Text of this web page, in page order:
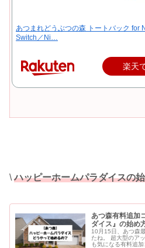
あつまれどうぶつの森 トートバック for
Switch／Ni…
楽天
\ハッピーホームパラダイスの
あつ森有料追加
ダイス』の始め
10月15日、あつ森
たね。 超大型のアップデートに大盛り上がり。 その中で
も気になる有料追